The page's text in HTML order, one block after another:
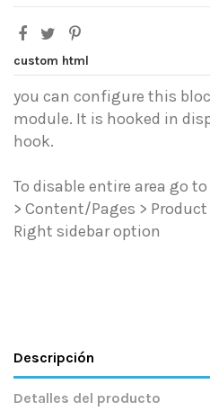
custom html
you can configure this
module. It is hooked in
hook.
To disable entire area go
> Content/Pages >
Right sidebar option
Descripción
Detalles del producto